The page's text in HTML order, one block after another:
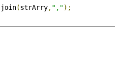
join(strArry, ",");